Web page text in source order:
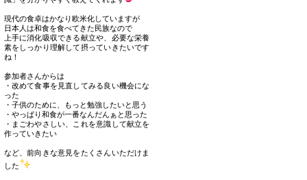
現代の食卓はかなり欧米化していますが
日本人は和食を食べてきた民族なので
上手に消化吸収できる献立や、必要な栄養
素をしっかり理解して摂っていきたいです
ね！
参加者さんからは
・改めて食事を見直してみる良い機会にな
った
・子供のために、もっと勉強したいと思う
・やっぱり和食が一番なんだんぁと思った
・まごわやさしい、これを意識して献立を
作っていきたい
など、前向きな意見をたくさんいただけま
した